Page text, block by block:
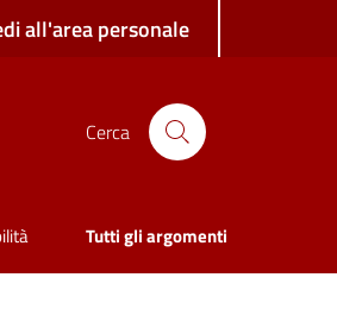
all'area personale
Cerca
Tutti gli argomenti